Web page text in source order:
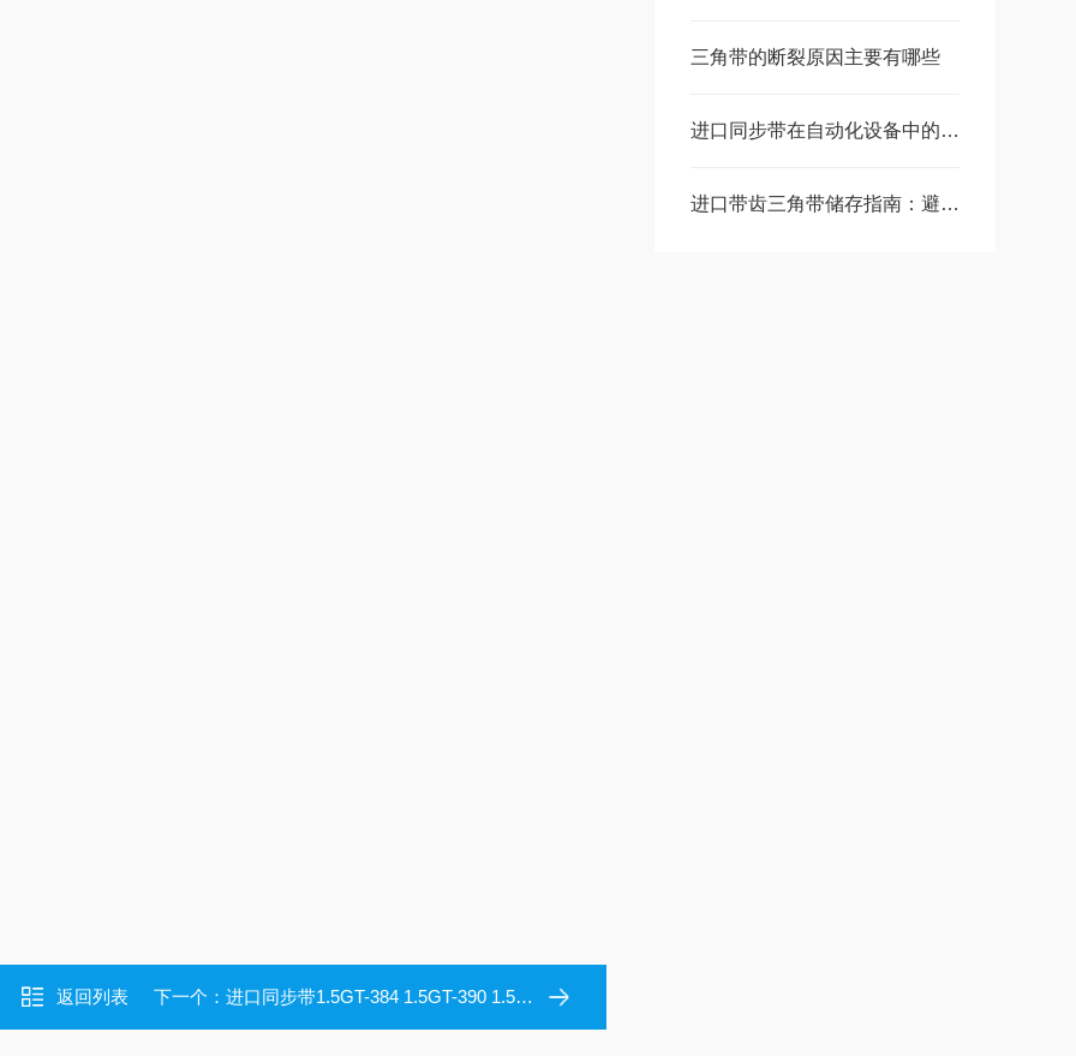
三角带的断裂原因主要有哪些
进口同步带在自动化设备中的关键应用
进口带齿三角带储存指南：避免龟裂与变形的3个关键环境因素
返回列表 下一个： 进口同步带1.5GT-384 1.5GT-390 1.5GT-405 1.5GT-427.5 1.5GT-432 1.5GT-444